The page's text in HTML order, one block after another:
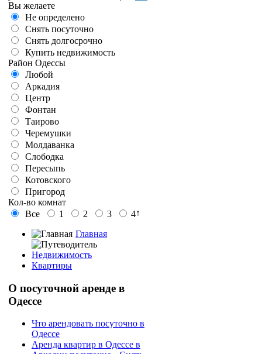
Вы желаете
Не определено
Снять посуточно
Снять долгосрочно
Купить недвижимость
Район Одессы
Любой
Аркадия
Центр
Фонтан
Таирово
Черемушки
Молдаванка
Слободка
Пересыпь
Котовского
Пригород
Кол-во комнат
Все
1 2 3 4↑
Главная
Недвижимость
Квартиры
О посуточной аренде в
Одессе
Что арендовать посуточно в
Одессе
Аренда квартир в Одессе в